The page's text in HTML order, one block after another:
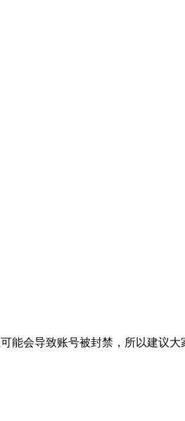
能会导致账号被封禁，所以建议大